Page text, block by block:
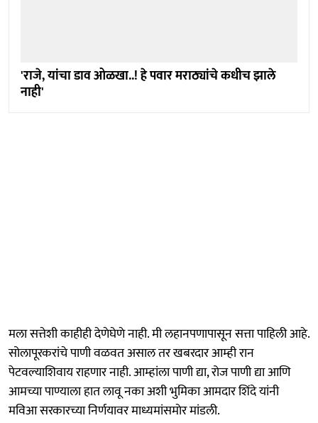
'राजे, यांचा डाव ओळखा..! हे पवार मराठ्यांचे कधीच झाले
नाही'
मला सत्तेशी काहीही देणेघेणे नाही. मी लहानपणापासून सत्ता पाहिली आहे.
सोलापूरकरांचे पाणी वळवत असाल तर खबरदार आम्ही रान
पेटवल्याशिवाय राहणार नाही. आम्हांला पाणी द्या, रोज पाणी द्या आणि
आमच्या पाण्याला हात लावू नका अशी भुमिका आमदार शिंदे यांनी
मविआ सरकारच्या निर्णयावर माध्यमांसमाेर मांडली.